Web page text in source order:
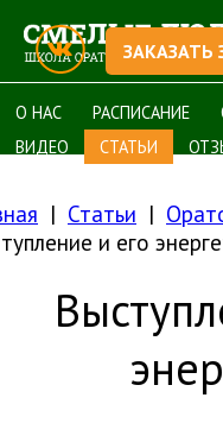
ЗАКАЗАТЬ
О НАС РАСПИСАНИЕ
ВИДЕО
СТАТЬИ
Статьи
и его